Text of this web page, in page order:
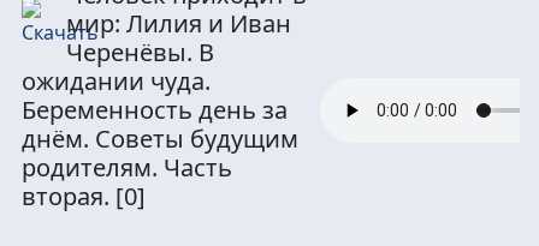
мир: Лилия и Иван
Черенёвы. В
ожидании чуда.
Беременность день за
днём. Советы будущим
родителям. Часть
вторая. [0]